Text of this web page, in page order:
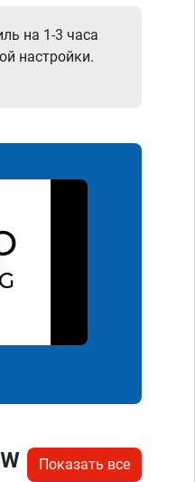
на 1-3 часа
настройки.
Показать все